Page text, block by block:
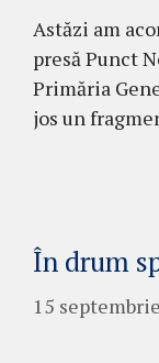
Astăzi am
presă Punct
Primăria
jos un
În drum
15